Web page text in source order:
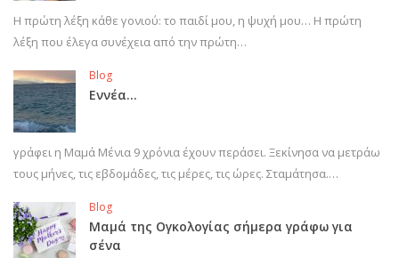
Η πρώτη λέξη κάθε γονιού: το παιδί μου, η ψυχή μου… Η πρώτη
λέξη που έλεγα συνέχεια από την πρώτη…
Blog
Εννέα…
γράφει η Μαμά Μένια 9 χρόνια έχουν περάσει. Ξεκίνησα να μετράω
τους μήνες, τις εβδομάδες, τις μέρες, τις ώρες. Σταμάτησα.…
Blog
Μαμά της Ογκολογίας σήμερα γράφω για
σένα